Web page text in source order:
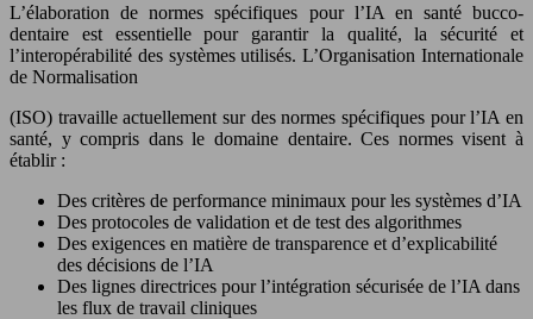
L’élaboration de normes spécifiques pour l’IA en santé bucco-
dentaire est essentielle pour garantir la qualité, la sécurité et
l’interopérabilité des systèmes utilisés. L’Organisation Internationale
de Normalisation
(ISO) travaille actuellement sur des normes spécifiques pour l’IA en
santé, y compris dans le domaine dentaire. Ces normes visent à
établir :
Des critères de performance minimaux pour les systèmes d’IA
Des protocoles de validation et de test des algorithmes
Des exigences en matière de transparence et d’explicabilité
des décisions de l’IA
Des lignes directrices pour l’intégration sécurisée de l’IA dans
les flux de travail cliniques